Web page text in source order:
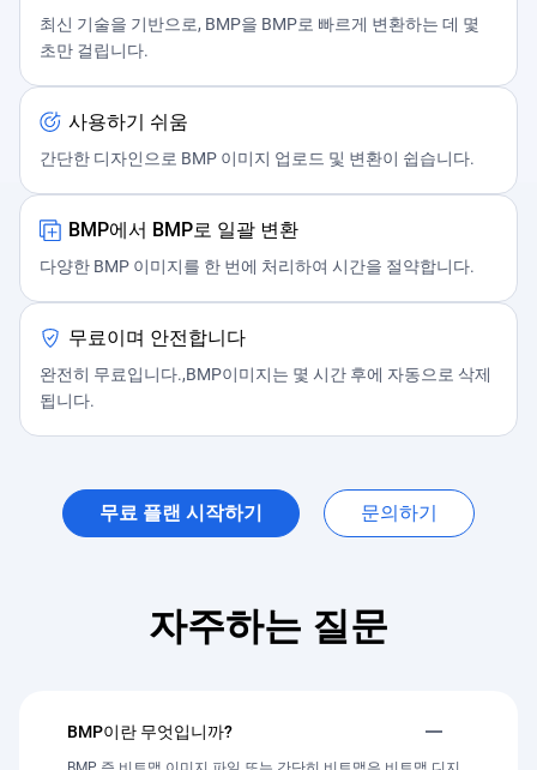
최신 기술을 기반으로, BMP을 BMP로 빠르게 변환하는 데 몇
초만 걸립니다.
사용하기 쉬움
간단한 디자인으로 BMP 이미지 업로드 및 변환이 쉽습니다.
BMP에서 BMP로 일괄 변환
다양한 BMP 이미지를 한 번에 처리하여 시간을 절약합니다.
무료이며 안전합니다
완전히 무료입니다.,BMP이미지는 몇 시간 후에 자동으로 삭제
됩니다.
무료 플랜 시작하기 문의하기
자주하는 질문
BMP이란 무엇입니까?